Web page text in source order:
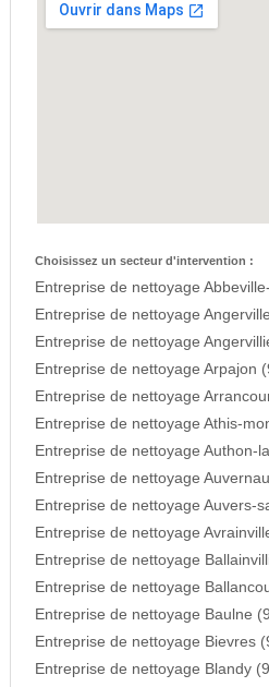
Choisissez un secteur d'intervention :
Entreprise de nettoyage
Entreprise de nettoyage
Entreprise de nettoyage
Entreprise de nettoyage Arpajon
Entreprise de nettoyage
Entreprise de nettoyage Athis-
Entreprise de nettoyage Authon-
Entreprise de nettoyage
Entreprise de nettoyage Auvers-
Entreprise de nettoyage
Entreprise de nettoyage
Entreprise de nettoyage
Entreprise de nettoyage Baulne
Entreprise de nettoyage Bievres
Entreprise de nettoyage Blandy